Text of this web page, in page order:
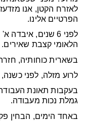
לאזרח הקטן, אנו
הפרטיים אלינו.
לפני 6 שנים,
הלאומי קצבת שאירים.
בשארית כוחותיה,
לרוע מזלה, לפני
בעקבות תאונת
גמלת נכות מעבודה.
באחד הימים, הבחין